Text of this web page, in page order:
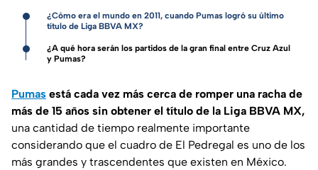
¿Cómo era el mundo en 2011, cuando Pumas logró su último
título de Liga BBVA MX?
¿A qué hora serán los partidos de la gran final entre Cruz Azul
y Pumas?
Pumas está cada vez más cerca de romper una racha de
más de 15 años sin obtener el título de la Liga BBVA MX,
una cantidad de tiempo realmente importante
considerando que el cuadro de El Pedregal es uno de los
más grandes y trascendentes que existen en México.